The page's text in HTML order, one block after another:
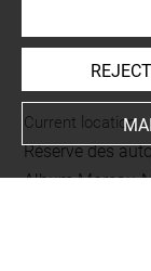
LOCATION OF
Current location
Réserve des
Album Moreau-